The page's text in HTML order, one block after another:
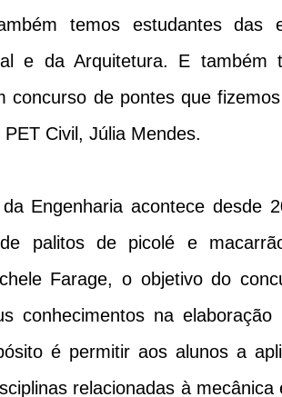
temos estudantes das
e da Arquitetura. E
concurso de pontes que
Civil, Júlia Mendes.
Engenharia acontece desde
palitos de picolé e
Farage, o objetivo do
conhecimentos na
é permitir aos alunos a
relacionadas à